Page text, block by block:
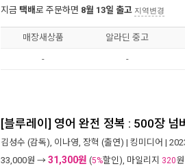
지금 택배로 주문하면 8월 13일 출고 지역변경
매장새상품 알라딘 중고
- -
[블루레이] 영어 완전 정복 : 500장 넘
김성수 (감독), 이나영, 장혁 (출연) | 킹미디어 |
33,000원 → 31,300원 (5%할인), 마일리지 320원